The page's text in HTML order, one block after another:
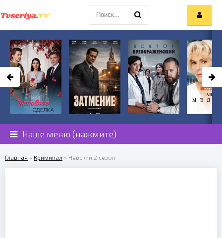
Наше меню (нажмите)
Главная » Криминал » Невский 2 сезон